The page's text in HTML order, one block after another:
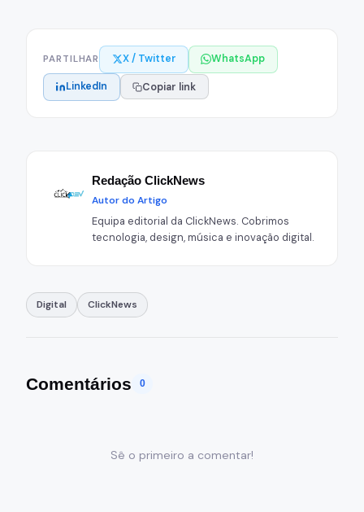
PARTILHAR X / Twitter WhatsApp
LinkedIn Copiar link
Redação ClickNews
Autor do Artigo
Equipa editorial da ClickNews. Cobrimos
tecnologia, design, música e inovação digital.
Digital ClickNews
Comentários 0
Sê o primeiro a comentar!